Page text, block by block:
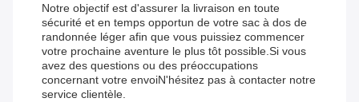
Notre objectif est d'assurer la livraison en toute
sécurité et en temps opportun de votre sac à dos de
randonnée léger afin que vous puissiez commencer
votre prochaine aventure le plus tôt possible.Si vous
avez des questions ou des préoccupations
concernant votre envoiN'hésitez pas à contacter notre
service clientèle.